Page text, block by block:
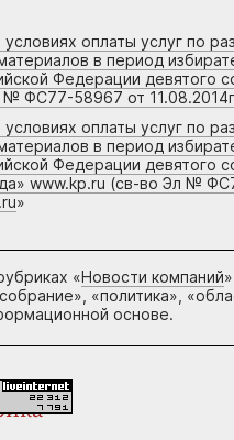
оплаты услуг по
в период
Федерации девятого
ФС77-58967 от
оплаты услуг по
в период
Федерации девятого
www.kp.ru (св-во Эл №
»
«Новости компаний
«политика»,
основе.